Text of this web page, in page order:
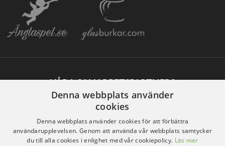
VÅRA SAMARBETSPARTNERS
Denna webbplats använder
cookies
Denna webbplats använder cookies för att förbättra
användarupplevelsen. Genom att använda vår webbplats samtycker
du till alla cookies i enlighet med vår cookiepolicy. Läs mer